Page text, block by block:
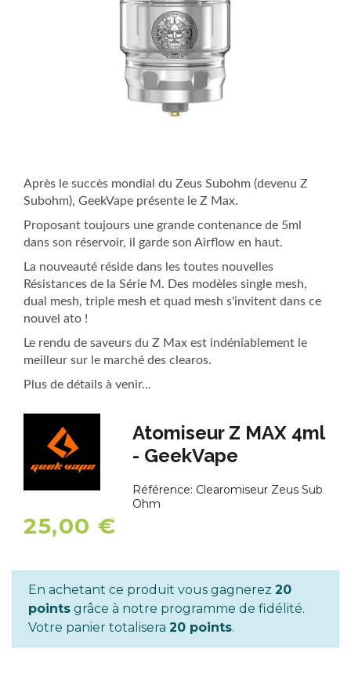
Après le succès mondial du Zeus Subohm (devenu Z
Subohm), GeekVape présente le Z Max.
Proposant toujours une grande contenance de 5ml
dans son réservoir, il garde son Airflow en haut.
La nouveauté réside dans les toutes nouvelles
Résistances de la Série M. Des modèles single mesh,
dual mesh, triple mesh et quad mesh s'invitent dans ce
nouvel ato !
Le rendu de saveurs du Z Max est indéniablement le
meilleur sur le marché des clearos.
Plus de détails à venir...
Atomiseur Z MAX 4ml
- GeekVape
Référence: Clearomiseur Zeus Sub
Ohm
25,00 €
En achetant ce produit vous gagnerez 20
points grâce à notre programme de fidélité.
Votre panier totalisera 20 points.